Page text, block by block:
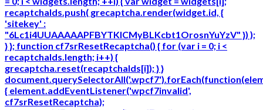
recaptchaIds.push( grecaptcha.render(widget.id, {
'sitekey' :
"6Lc1i4UUAAAAAPFBYTKICMyBLKcbt1OrosnYuYzV" }) );
} }; function cf7srResetRecaptcha() { for (var i = 0; i <
recaptchaIds.length; i++) {
grecaptcha.reset(recaptchaIds[i]); } }
{ element.addEventListener('wpcf7invalid',
cf7srResetRecaptcha);